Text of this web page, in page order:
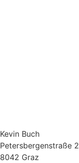
Kevin Buch
Petersbergenstraße 2
8042 Graz